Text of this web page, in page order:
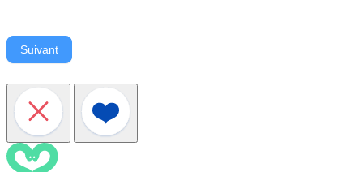
Suivant